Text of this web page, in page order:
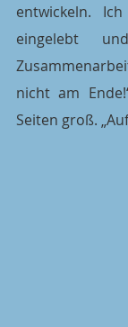
entwickeln.
eingelebt
nicht am
Seiten groß.